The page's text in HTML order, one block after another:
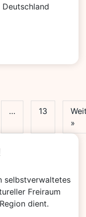
Deutschland
… 13
»
selbstverwaltetes
Freiraum
dient.